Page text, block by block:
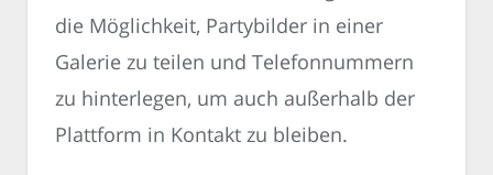
die Möglichkeit, Partybilder in einer
Galerie zu teilen und Telefonnummern
zu hinterlegen, um auch außerhalb der
Plattform in Kontakt zu bleiben.